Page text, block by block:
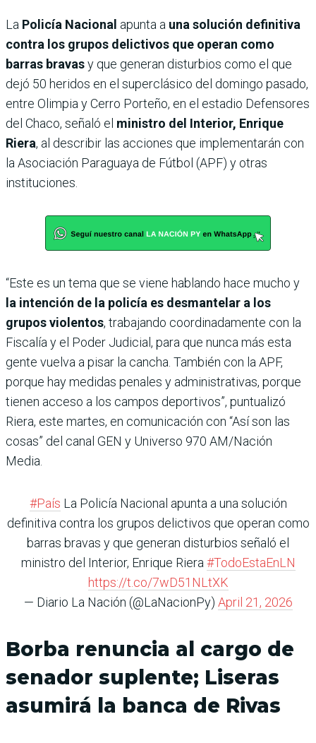
La Policía Nacional apunta a una solución definitiva
contra los grupos delictivos que operan como
barras bravasy que generan disturbios como el que
dejó 50 heridos en el superclásico del domingo pasado,
entre Olimpia y Cerro Porteño, en el estadio Defensores
del Chaco, señaló el ministro del Interior, Enrique
Riera, al describir las acciones que implementarán con
la Asociación Paraguaya de Fútbol (APF) y otras
instituciones.
“Este es un tema que se viene hablando hace mucho y
la intención de la policía es desmantelar a los
grupos violentos, trabajando coordinadamente con la
Fiscalía y el Poder Judicial, para que nunca más esta
gente vuelva a pisar la cancha. También con la APF,
porque hay medidas penales y administrativas, porque
tienen acceso a los campos deportivos”, puntualizó
Riera, este martes, en comunicación con “Así son las
cosas” del canal GEN y Universo 970 AM/Nación
Media.
#País La Policía Nacional apunta a una solución
definitiva contra los grupos delictivos que operan como
barras bravas y que generan disturbios señaló el
ministro del Interior, Enrique Riera #TodoEstaEnLN
https://t.co/7wD51NLtXK
— Diario La Nación (@LaNacionPy) April 21, 2026
Borba renuncia al cargo de
senador suplente; Liseras
asumirá la banca de Rivas